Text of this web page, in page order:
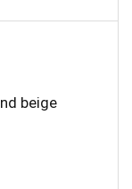
beige